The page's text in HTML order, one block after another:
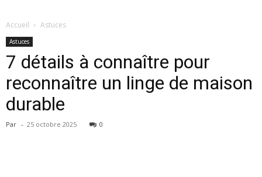
Accueil Astuces
Astuces
7 détails à connaître pour
reconnaître un linge de maison
durable
Par - 25 octobre 2025 0